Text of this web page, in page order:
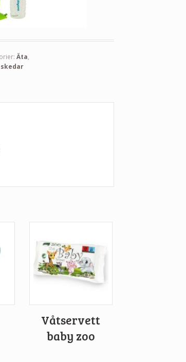
Äta,
Våtservett
baby zoo